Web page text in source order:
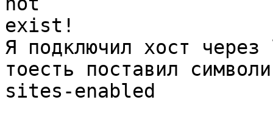
exist!
Я подключил хост
тоесть поставил
sites-enabled